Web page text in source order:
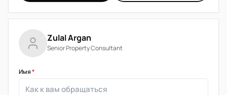
Zulal Argan
Senior Property Consultant
Имя*